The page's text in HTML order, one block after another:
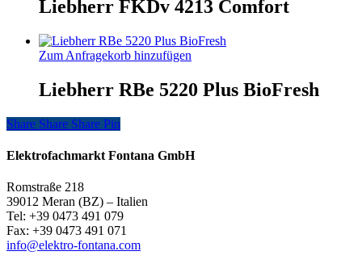
Liebherr FKDv 4213 Comfort
Zum Anfragekorb hinzufügen
Liebherr RBe 5220 Plus BioFresh
Share
Share Share Share Pin
Elektrofachmarkt Fontana GmbH
Romstraße 218
39012 Meran (BZ) – Italien
Tel: +39 0473 491 079
Fax: +39 0473 491 071
info@elektro-fontana.com